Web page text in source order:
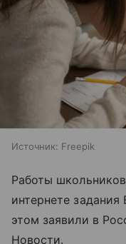
Источник: Freepik
Работы
интернете
этом заявили в
Новости.